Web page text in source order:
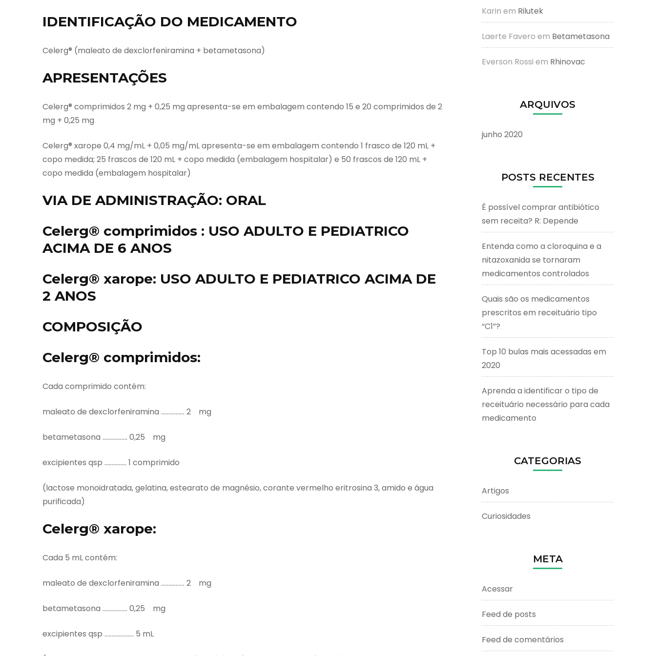
IDENTIFICAÇÃO DO MEDICAMENTO
Celerg® (maleato de dexclorfeniramina + betametasona)
APRESENTAÇÕES
Celerg® comprimidos 2 mg + 0,25 mg apresenta-se em embalagem contendo 15 e 20 comprimidos de 2
mg + 0,25 mg
Celerg® xarope 0,4 mg/mL + 0,05 mg/mL apresenta-se em embalagem contendo 1 frasco de 120 mL +
copo medida; 25 frascos de 120 mL + copo medida (embalagem hospitalar) e 50 frascos de 120 mL +
copo medida (embalagem hospitalar)
VIA DE ADMINISTRAÇÃO: ORAL
Celerg® comprimidos : USO ADULTO E PEDIATRICO
ACIMA DE 6 ANOS
Celerg® xarope: USO ADULTO E PEDIATRICO ACIMA DE
2 ANOS
COMPOSIÇÃO
Celerg® comprimidos:
Cada comprimido contém:
maleato de dexclorfeniramina ……………. 2 mg
betametasona …………….. 0,25 mg
excipientes qsp …………… 1 comprimido
(lactose monoidratada, gelatina, estearato de magnésio, corante vermelho eritrosina 3, amido e água
purificada)
Celerg® xarope:
Cada 5 mL contém:
maleato de dexclorfeniramina ……………. 2 mg
betametasona …………….. 0,25 mg
excipientes qsp ……………….. 5 mL
Karin em Rilutek
Laerte Favero em Betametasona
Everson Rossi em Rhinovac
ARQUIVOS
junho 2020
POSTS RECENTES
É possível comprar antibiótico
sem receita? R: Depende
Entenda como a cloroquina e a
nitazoxanida se tornaram
medicamentos controlados
Quais são os medicamentos
prescritos em receituário tipo
“C1”?
Top 10 bulas mais acessadas em
2020
Aprenda a identificar o tipo de
receituário necessário para cada
medicamento
CATEGORIAS
Artigos
Curiosidades
META
Acessar
Feed de posts
Feed de comentários